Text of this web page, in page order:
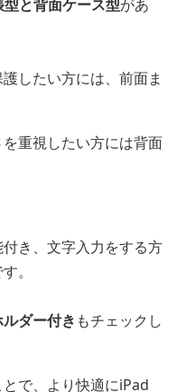
型と背面ケース型があ
したい方には、前面ま
重視したい方には背面
き、文字入力をする方
。
ダー付き もチェックし
で、より快適にiPad